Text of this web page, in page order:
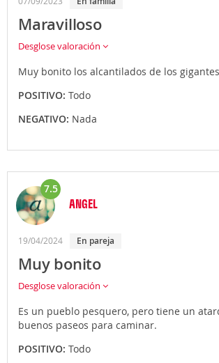
Maravilloso
Desglose valoración
Muy bonito los alcantilados de los
POSITIVO: Todo
NEGATIVO: Nada
7.5
ANGEL
19/04/2024 En pareja
Muy bonito
Desglose valoración
Es un pueblo pesquero, pero tiene un
buenos paseos para caminar.
POSITIVO: Todo